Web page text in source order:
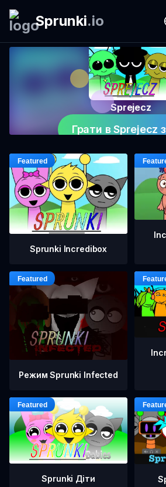
Sprunki.io
Sprejecz
Грати в Sprejecz
Sprunki Incredibox
Режим Sprunki Infected
Sprunki Діти